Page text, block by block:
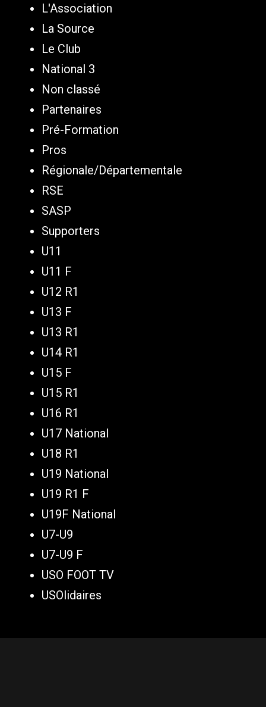
L'Association
La Source
Le Club
National 3
Non classé
Partenaires
Pré-Formation
Pros
Régionale/Départementale
RSE
SASP
Supporters
U11
U11 F
U12 R1
U13 F
U13 R1
U14 R1
U15 F
U15 R1
U16 R1
U17 National
U18 R1
U19 National
U19 R1 F
U19F National
U7-U9
U7-U9 F
USO FOOT TV
USOlidaires